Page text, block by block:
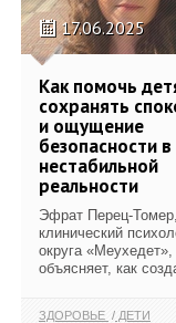
17.06.2025
Как помочь
сохранять
и ощущение
безопасности в
нестабильной
реальности
Эфрат Перец-
клинический
округа «Меухедет»,
объясняет, как
ЗДОРОВЬЕ ДЕТИ